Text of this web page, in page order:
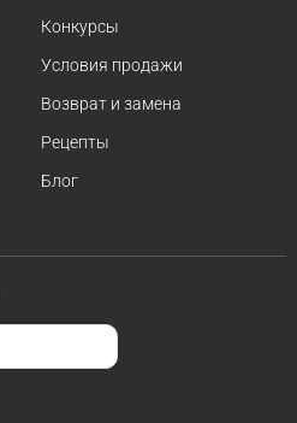
Конкурсы
Условия продажи
Возврат и замена
Рецепты
Блог